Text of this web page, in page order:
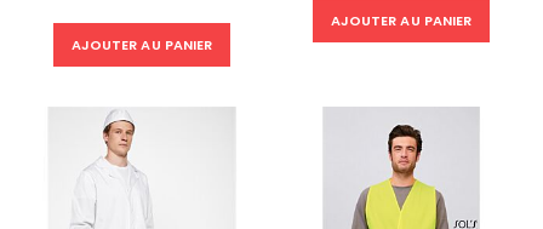
AJOUTER AU PANIER
AJOUTER AU PANIER